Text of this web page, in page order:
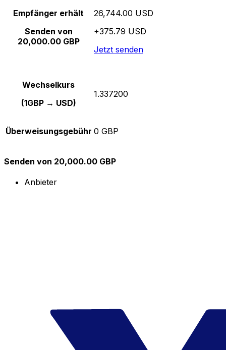
Empfänger erhält
Senden von
20,000.00 GBP
26,744.00 USD
+375.79 USD
Jetzt senden
Wechselkurs
(1GBP → USD)
1.337200
Überweisungsgebühr 0 GBP
Senden von 20,000.00 GBP
Anbieter